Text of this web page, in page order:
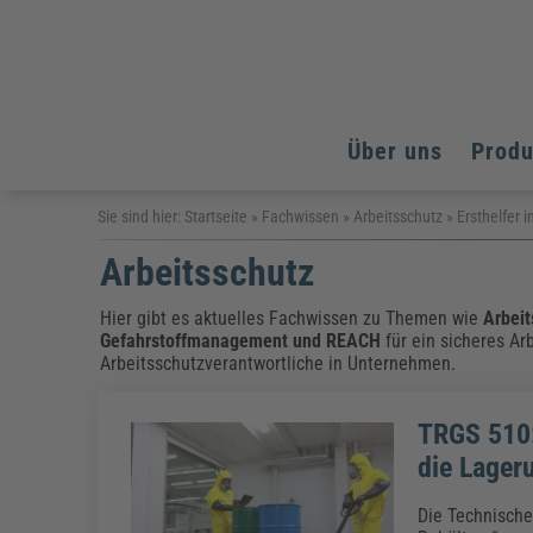
Über uns
Arbeitsschutz
Fachpublikationen & Arbeitshilfen
Brandschutz
Weiterbildungen (AKADEMIE HERKERT)
Arbeitsschutz & Brandschutz
Energieoptimiertes & klimaneutrales Bauen
Bau, Immobilien & Gebäudemanagement
Bildung und Erziehung
Fachpublikationen & Arbeitshilfen
Kinderschutz, Jugendhilfe & Inklusion
Datenschutz & IT-Recht
Datenschutz & IT-Sicherheit
Elektrosicherheit
Elektrosicherheit & Elektrotechnik
Energie und Umwelt
Fachpublikationen & Arbeitshilfen
Weiterbildungen (AKADEMIE HERKERT)
Arbeitsschutz
Bildung und Erziehung
Energie und Umwelt
Kommunales
Arbeitsschutz
Bildung und Erziehung
Energie und Umwelt
Kommunales
Sie sind hier: Startseite » Fachwissen »Arbeitsschutz » Ersthelfer
Arbeitsschutz
Hier gibt es aktuelles Fachwissen zu Themen wie
Gefahrstoffmanagement und REACH für ein sicheres
Arbeitsschutzverantwortliche in Unternehmen.
TRGS
die
Die